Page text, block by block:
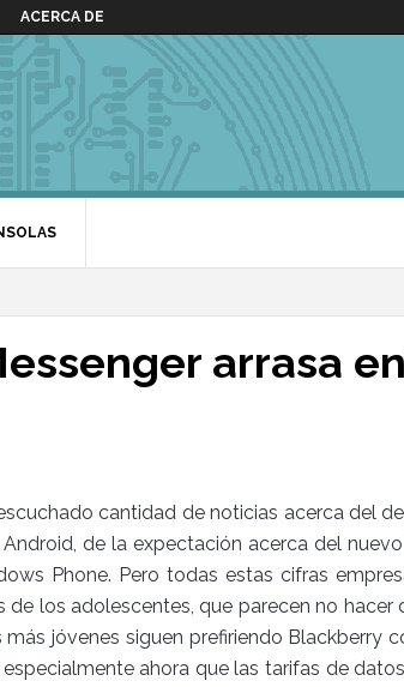
ACERCA DE
arrasa
cantidad de noticias acerca del
de la expectación acerca del
Phone. Pero todas estas cifras
los adolescentes, que parecen no hacer
más jóvenes siguen prefiriendo Blackberry
ahora que las tarifas de